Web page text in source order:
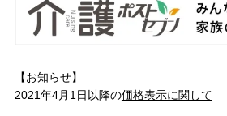
【お知らせ】
2021年4月1日以降の価格表示に関して